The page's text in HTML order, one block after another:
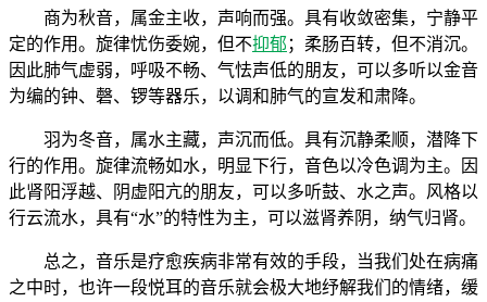
商为秋音，属金主收，声响而强。具有收敛密集，宁静平
定的作用。旋律忧伤委婉，但不抑郁 ；柔肠百转，但不消沉。
因此肺气虚弱，呼吸不畅、气怯声低的朋友，可以多听以金音
为编的钟、磬、锣等器乐，以调和肺气的宣发和肃降。
羽为冬音，属水主藏，声沉而低。具有沉静柔顺，潜降下
行的作用。旋律流畅如水，明显下行，音色以冷色调为主。因
此肾阳浮越、阴虚阳亢的朋友，可以多听鼓、水之声。风格以
行云流水，具有“水”的特性为主，可以滋肾养阴，纳气归肾。
总之，音乐是疗愈疾病非常有效的手段，当我们处在病痛
之中时，也许一段悦耳的音乐就会极大地纾解我们的情绪，缓